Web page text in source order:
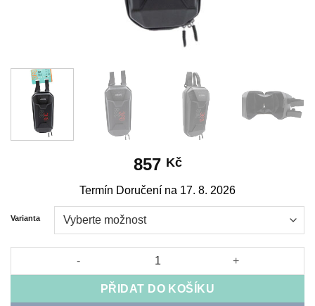
857 Kč
Termín Doručení na 17. 8. 2026
Varianta
Luxusní brašna eRIDER360 šedočervená 2L množství
PŘIDAT DO KOŠÍKU